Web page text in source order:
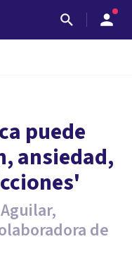
puede
ansiedad,
de